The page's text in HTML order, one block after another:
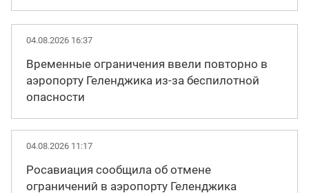
04.08.2026 16:37
Временные ограничения ввели повторно в
аэропорту Геленджика из-за беспилотной
опасности
04.08.2026 11:17
Росавиация сообщила об отмене
ограничений в аэропорту Геленджика